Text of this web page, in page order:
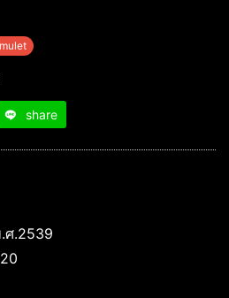
share
ศ.2539